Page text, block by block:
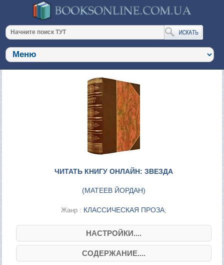
ЧИТАТЬ КНИГУ ОНЛАЙН: ЗВЕЗДА
(МАТЕЕВ ЙОРДАН)
Жанр : КЛАССИЧЕСКАЯ ПРОЗА;
НАСТРОЙКИ....
СОДЕРЖАНИЕ....